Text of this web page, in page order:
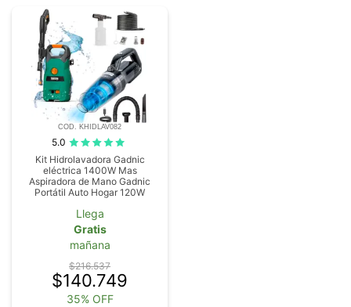
COD. KHIDLAV082
5.0
Kit Hidrolavadora Gadnic
eléctrica 1400W Mas
Aspiradora de Mano Gadnic
Portátil Auto Hogar 120W
Llega
Gratis
mañana
$216.537
$140.749
35% OFF